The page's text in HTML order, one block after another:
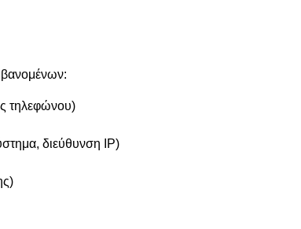
τηλεφώνου)
διεύθυνση IP)